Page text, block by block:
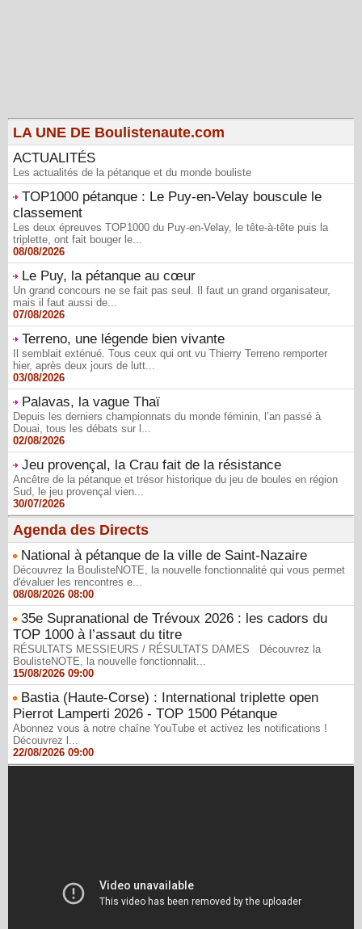
LA UNE DE Boulistenaute.com
ACTUALITÉS
Les actualités de la pétanque et du monde bouliste
TOP1000 pétanque : Le Puy-en-Velay bouscule le
classement
Les deux épreuves TOP1000 du Puy-en-Velay, le tête-à-tête puis la
triplette, ont fait bouger le...
08/08/2026
Le Puy, la pétanque au cœur
Un grand concours ne se fait pas seul. Il faut un grand organisateur,
mais il faut aussi de...
07/08/2026
Terreno, une légende bien vivante
Il semblait exténué. Tous ceux qui ont vu Thierry Terreno remporter
hier, après deux jours de lutt...
03/08/2026
Palavas, la vague Thaï
Depuis les derniers championnats du monde féminin, l’an passé à
Douai, tous les débats sur l...
02/08/2026
Jeu provençal, la Crau fait de la résistance
Ancêtre de la pétanque et trésor historique du jeu de boules en région
Sud, le jeu provençal vien...
30/07/2026
Agenda des Directs
National à pétanque de la ville de Saint-Nazaire
Découvrez la BoulisteNOTE, la nouvelle fonctionnalité qui vous permet
d'évaluer les rencontres e...
08/08/2026 08:00
35e Supranational de Trévoux 2026 : les cadors du
TOP 1000 à l’assaut du titre
RÉSULTATS MESSIEURS / RÉSULTATS DAMES Découvrez la
BoulisteNOTE, la nouvelle fonctionnalit...
15/08/2026 09:00
Bastia (Haute-Corse) : International triplette open
Pierrot Lamperti 2026 - TOP 1500 Pétanque
Abonnez vous à notre chaîne YouTube et activez les notifications !
Découvrez l...
22/08/2026 09:00